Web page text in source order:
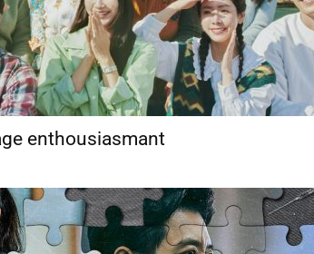
enthousiasmant